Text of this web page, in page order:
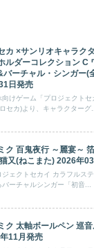
カ ×サンリオキャラク
ルダーコレクション C
バーチャル・シンガー(
日発売
向けゲーム「プロジェクト
セカ)より、キャラクターグ
ク 百鬼夜行 ～麗宴～
又(ねこまた) 2026年
ジェクトセカイ カラフルス
バーチャルシンガー「初音...
ク 太軸ボールペン 巡
11月発売